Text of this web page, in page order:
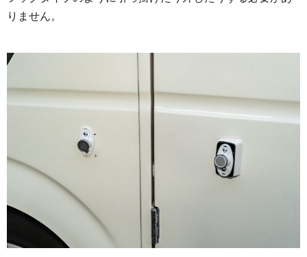
りません。